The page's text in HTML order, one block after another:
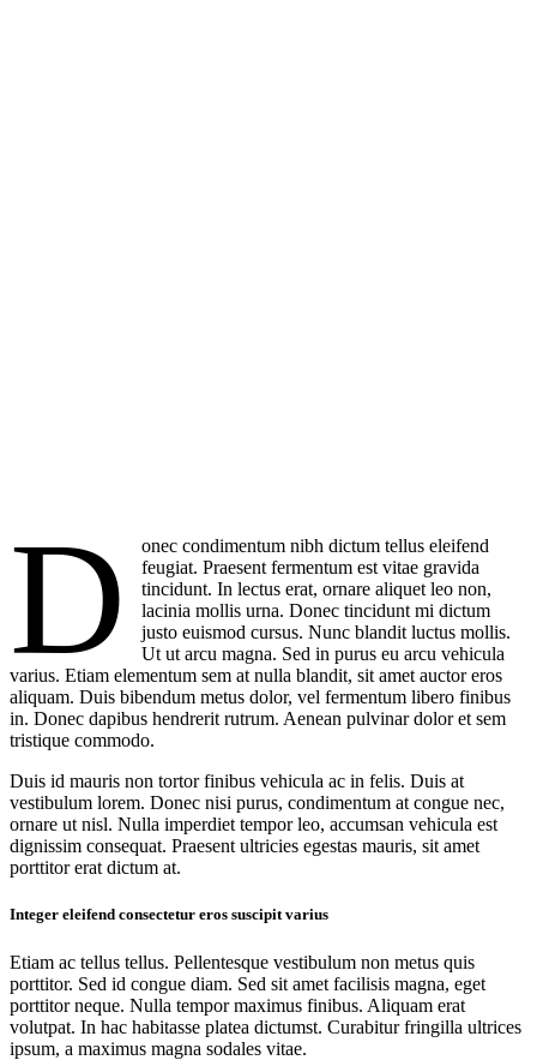
D
onec condimentum nibh dictum tellus eleifend
feugiat. Praesent fermentum est vitae gravida
tincidunt. In lectus erat, ornare aliquet leo non,
lacinia mollis urna. Donec tincidunt mi dictum
justo euismod cursus. Nunc blandit luctus mollis.
Ut ut arcu magna. Sed in purus eu arcu vehicula
varius. Etiam elementum sem at nulla blandit, sit amet auctor eros
aliquam. Duis bibendum metus dolor, vel fermentum libero finibus
in. Donec dapibus hendrerit rutrum. Aenean pulvinar dolor et sem
tristique commodo.
Duis id mauris non tortor finibus vehicula ac in felis. Duis at
vestibulum lorem. Donec nisi purus, condimentum at congue nec,
ornare ut nisl. Nulla imperdiet tempor leo, accumsan vehicula est
dignissim consequat. Praesent ultricies egestas mauris, sit amet
porttitor erat dictum at.
Integer eleifend consectetur eros suscipit varius
Etiam ac tellus tellus. Pellentesque vestibulum non metus quis
porttitor. Sed id congue diam. Sed sit amet facilisis magna, eget
porttitor neque. Nulla tempor maximus finibus. Aliquam erat
volutpat. In hac habitasse platea dictumst. Curabitur fringilla ultrices
ipsum, a maximus magna sodales vitae.